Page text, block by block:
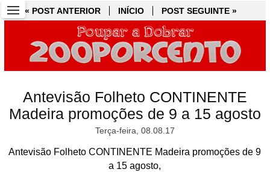
« POST ANTERIOR INÍCIO POST SEGUINTE »
Antevisão Folheto CONTINENTE
Madeira promoções de 9 a 15 agosto
Terça-feira, 08.08.17
Antevisão Folheto CONTINENTE Madeira promoções de 9
a 15 agosto,
« POST ANTERIOR INÍCIO POST SEGUINTE »